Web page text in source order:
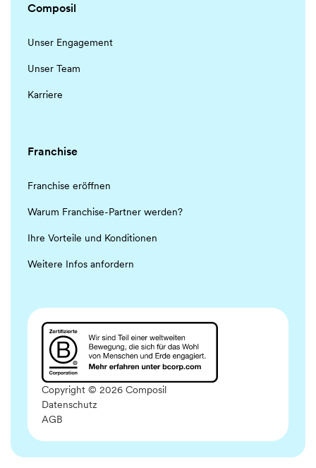
Composil
Unser Engagement
Unser Team
Karriere
Franchise
Franchise eröffnen
Warum Franchise-Partner werden?
Ihre Vorteile und Konditionen
Weitere Infos anfordern
Copyright © 2026 Composil
Datenschutz
AGB